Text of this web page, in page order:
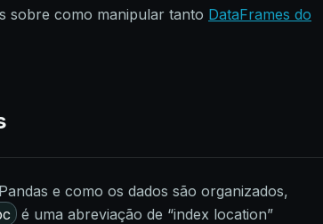
sobre como manipular tanto DataFrames do
e como os dados são organizados,
é uma abreviação de “index location”